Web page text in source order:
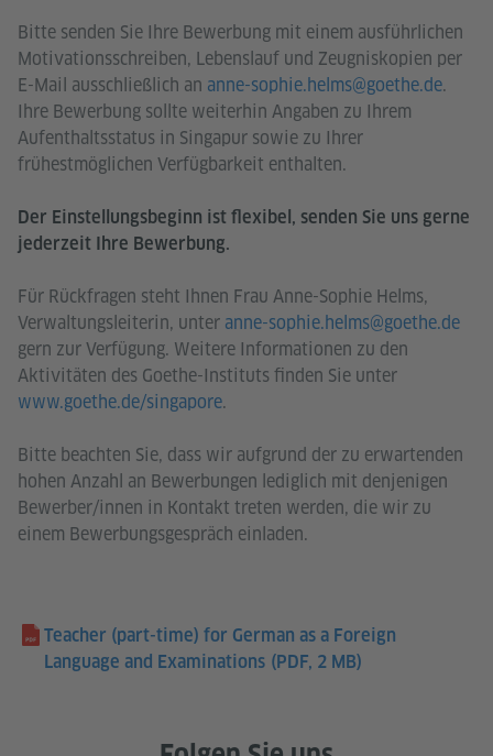
Bitte senden Sie Ihre Bewerbung mit einem ausführlichen
Motivationsschreiben, Lebenslauf und Zeugniskopien per
E-Mail ausschließlich an anne-sophie.helms@goethe.de.
Ihre Bewerbung sollte weiterhin Angaben zu Ihrem
Aufenthaltsstatus in Singapur sowie zu Ihrer
frühestmöglichen Verfügbarkeit enthalten.
Der Einstellungsbeginn ist flexibel, senden Sie uns gerne
jederzeit Ihre Bewerbung.
Für Rückfragen steht Ihnen Frau Anne-Sophie Helms,
Verwaltungsleiterin, unter anne-sophie.helms@goethe.de
gern zur Verfügung. Weitere Informationen zu den
Aktivitäten des Goethe-Instituts finden Sie unter
www.goethe.de/singapore.
Bitte beachten Sie, dass wir aufgrund der zu erwartenden
hohen Anzahl an Bewerbungen lediglich mit denjenigen
Bewerber/innen in Kontakt treten werden, die wir zu
einem Bewerbungsgespräch einladen.
Teacher (part-time) for German as a Foreign
Language and Examinations (PDF, 2 MB)